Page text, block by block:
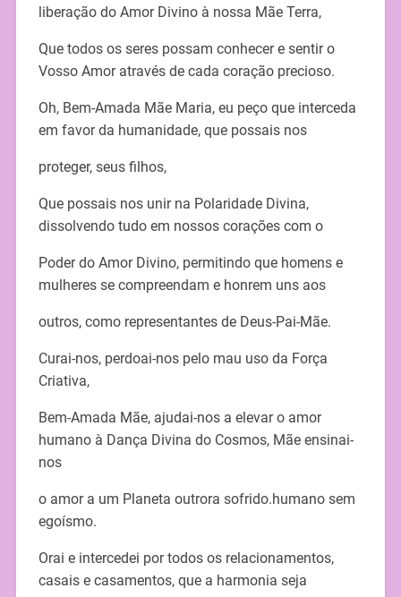
liberação do Amor Divino à nossa Mãe Terra,
Que todos os seres possam conhecer e sentir o
Vosso Amor através de cada coração precioso.
Oh, Bem-Amada Mãe Maria, eu peço que interceda
em favor da humanidade, que possais nos
proteger, seus filhos,
Que possais nos unir na Polaridade Divina,
dissolvendo tudo em nossos corações com o
Poder do Amor Divino, permitindo que homens e
mulheres se compreendam e honrem uns aos
outros, como representantes de Deus-Pai-Mãe.
Curai-nos, perdoai-nos pelo mau uso da Força
Criativa,
Bem-Amada Mãe, ajudai-nos a elevar o amor
humano à Dança Divina do Cosmos, Mãe ensinai-
nos
o amor a um Planeta outrora sofrido.humano sem
egoísmo.
Orai e intercedei por todos os relacionamentos,
casais e casamentos, que a harmonia seja